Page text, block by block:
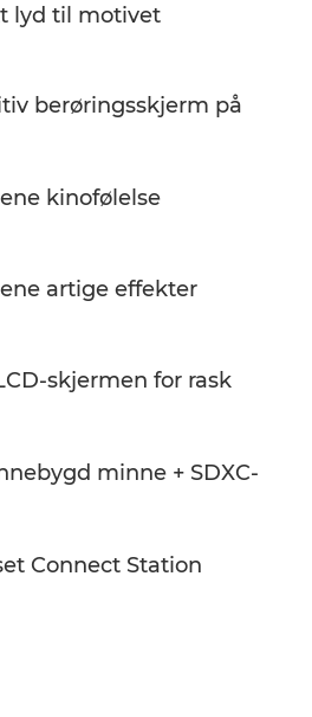
lyd til motivet
berøringsskjerm på
kinofølelse
artige effekter
skjermen for rask
minne + SDXC-
Connect Station